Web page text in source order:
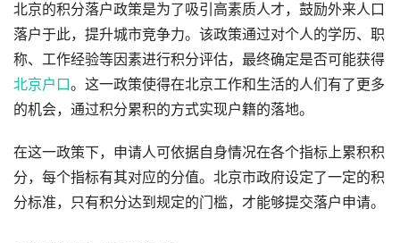
北京的积分落户政策是为了吸引高素质人才，鼓励外来人口
落户于此，提升城市竞争力。该政策通过对个人的学历、职
称、工作经验等因素进行积分评估，最终确定是否可能获得
北京户口。这一政策使得在北京工作和生活的人们有了更多
的机会，通过积分累积的方式实现户籍的落地。
在这一政策下，申请人可依据自身情况在各个指标上累积积
分，每个指标有其对应的分值。北京市政府设定了一定的积
分标准，只有积分达到规定的门槛，才能够提交落户申请。